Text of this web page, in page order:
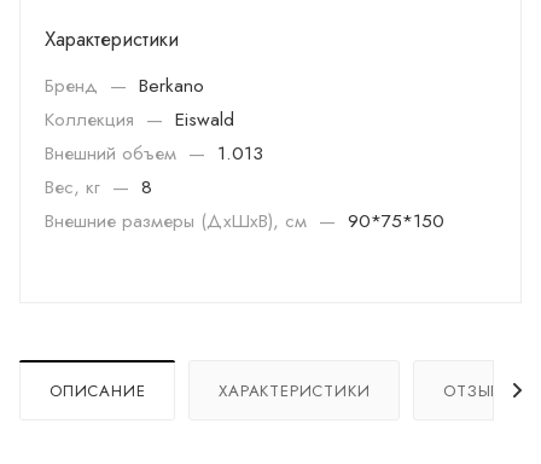
Характеристики
Бренд — Berkano
Коллекция — Eiswald
Внешний объем — 1.013
Вес, кг — 8
Внешние размеры (ДхШхВ), см — 90*75*150
ОПИСАНИЕ ХАРАКТЕРИСТИКИ ОТЗЫВЫ